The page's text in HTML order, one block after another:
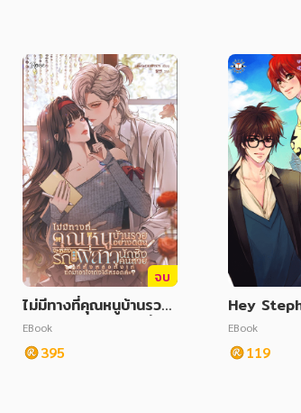
จบ
ไม่มีทางที่คุณหนูบ้านรวย
อย่างดิฉันจะหลงรักพี่สาว
นักซิ่งคนสวย ที่ทั้งหล่อทั้
งเท่แถมเอาใจเก่งได้หรอ
EBook
395
Hey
ด้ไหม คนข้
EBook
119